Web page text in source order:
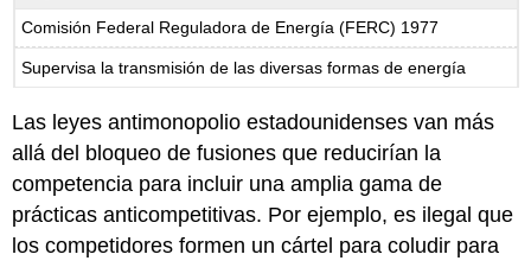
Comisión Federal Reguladora de Energía (FERC) 1977
Supervisa la transmisión de las diversas formas de energía
Las leyes antimonopolio estadounidenses van más
allá del bloqueo de fusiones que reducirían la
competencia para incluir una amplia gama de
prácticas anticompetitivas. Por ejemplo, es ilegal que
los competidores formen un cártel para coludir para